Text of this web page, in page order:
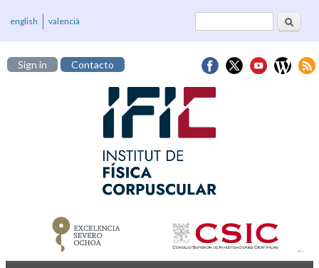
Formulario deBuscar
english valencià
Sign in Contacto